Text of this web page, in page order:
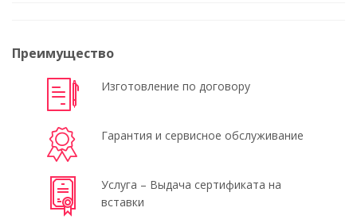
Преимущество
Изготовление по договору
Гарантия и сервисное обслуживание
Услуга – Выдача сертификата на
вставки